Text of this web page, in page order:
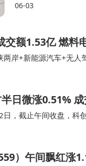
工装印花市场中，环
06-03
交额1.53亿 燃料
两岸+新能源汽车+无
亿金龙汽车所属申万行
日微涨0.51%
，截止午间收盘，科
）重仓股方面，
）午间飘红涨